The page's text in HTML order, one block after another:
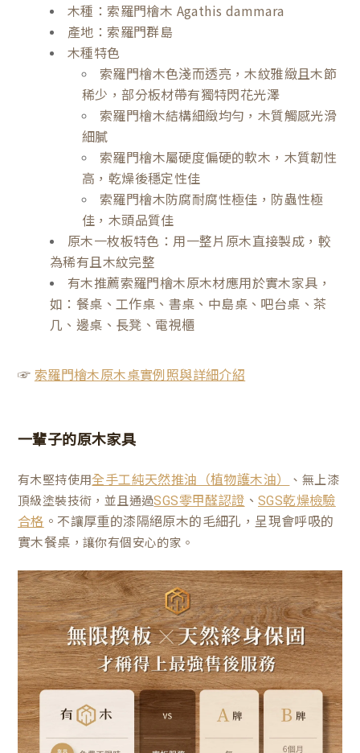
木種：索羅門檜木 Agathis dammara
產地：索羅門群島
木種特色
索羅門檜木色淺而透亮，木紋雅緻且木節
稀少，部分板材帶有獨特閃花光澤
索羅門檜木結構細緻均勻，木質觸感光滑
細膩
索羅門檜木屬硬度偏硬的軟木，木質韌性
高，乾燥後穩定性佳
索羅門檜木防腐耐腐性極佳，防蟲性極
佳，木頭品質佳
原木一枚板特色：用一整片原木直接製成，較
為稀有且木紋完整
有木推薦索羅門檜木原木材應用於實木家具，
如：餐桌、工作桌、書桌、中島桌、吧台桌、茶
几、邊桌、長凳、電視櫃
☞ 索羅門檜木原木桌實例照與詳細介紹
一輩子的原木家具
有木堅持使用全手工純天然推油（植物護木油）
、無上漆
頂級塗裝技術，並且通過SGS零甲醛認證 、SGS乾燥檢驗
合格 。不讓厚重的漆隔絕原木的毛細孔，呈現會呼吸的
實木餐桌 ，讓你有個安心的家。